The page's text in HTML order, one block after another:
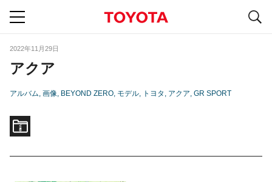
2022年11月29日
アクア
アルバム 画像 BEYOND ZERO モデル トヨタ アクア GR SPORT